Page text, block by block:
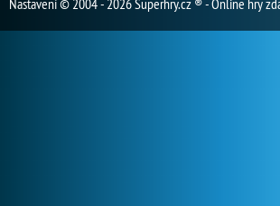
Nastavení© 2004 - 2026 Superhry.cz ® - Online hry